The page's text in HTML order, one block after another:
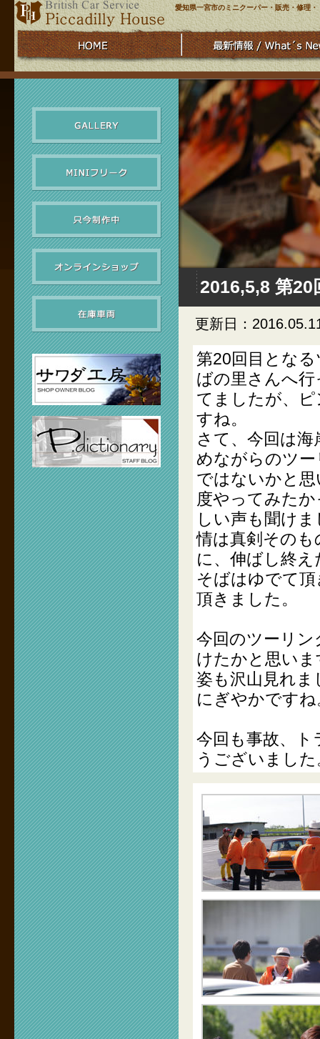
愛知県一宮市のミニクーパー・販売・修理
2016,5,8 第
更新日：
第20回目とな
ばの里さんへ
てましたが、
すね。
さて、今回は
めながらのツ
ではないかと
度やってみた
しい声も聞け
情は真剣その
に、伸ばし終
そばはゆでて
頂きました。
今回のツーリ
けたかと思い
姿も沢山見れ
にぎやかですね
今回も事故、
うございまし